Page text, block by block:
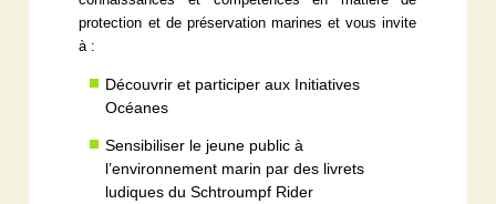
protection et de préservation marines et vous invite
à :
Découvrir et participer aux Initiatives
Océanes
Sensibiliser le jeune public à
l’environnement marin par des livrets
ludiques du Schtroumpf Rider